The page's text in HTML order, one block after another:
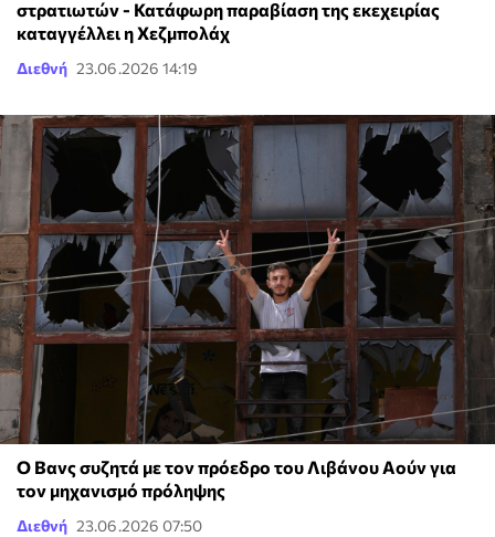
στρατιωτών - Κατάφωρη παραβίαση της εκεχειρίας
καταγγέλλει η Χεζμπολάχ
Διεθνή 23.06.2026 14:19
Ο Βανς συζητά με τον πρόεδρο του Λιβάνου Αούν για
τον μηχανισμό πρόληψης
Διεθνή 23.06.2026 07:50